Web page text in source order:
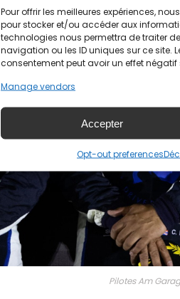
Pour offrir les meilleures expériences,
pour stocker et/ou accéder aux
technologies nous permettra de traiter
navigation ou les ID uniques sur ce site.
consentement peut avoir un effet
Manage vendors
Accepter
Opt-out preferences
Pilotes Am